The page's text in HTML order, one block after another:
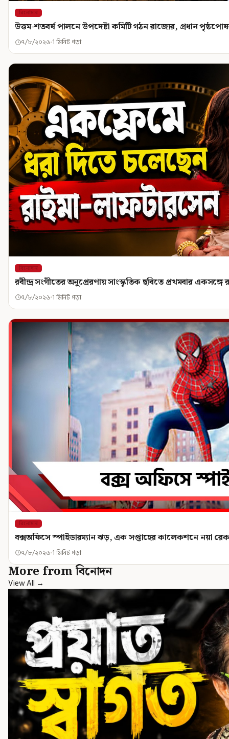
বিনোদন
উত্তম-শতবর্ষ পালনে উপদেষ্টা কমিটি গঠন রাজ্যের, প্রধান
৭/৮/২০২৬ 1 মিনিট পড়া
বিনোদন
রবীন্দ্র সংগীতের অনুপ্রেরণায় সাংস্কৃতিক ছবিতে প্রথমবার একসঙ্গে
৭/৮/২০২৬ 1 মিনিট পড়া
বিনোদন
বক্সঅফিসে স্পাইডারম্যান ঝড়, এক সপ্তাহের কালেকশনে নয়া
৭/৮/২০২৬ 1 মিনিট পড়া
More from বিনোদন
View All →